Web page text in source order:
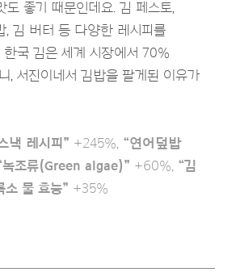
좋기 때문인데요. 김 페스토,
, 김 버터 등 다양한 레시피를
한국 김은 세계 시장에서 70%
, 서진이네서 김밥을 팔게된 이유가
낵 레시피” +245%, “연어덮밥
녹조류(Green algae)” +60%, “김
소 물 효능” +35%